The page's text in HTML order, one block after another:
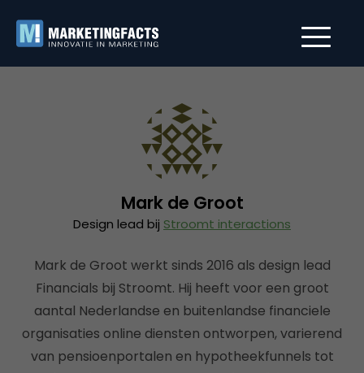
Mark de Groot
Design lead bij Stroomt interactions
Mark de Groot werkt sinds 2016 als design lead
Financials bij Stroomt. Hij heeft voor een groot
aantal Nederlandse en buitenlandse financiele
organisaties online diensten ontworpen, varierend
van pensioenportalen en hypotheekfunnels tot